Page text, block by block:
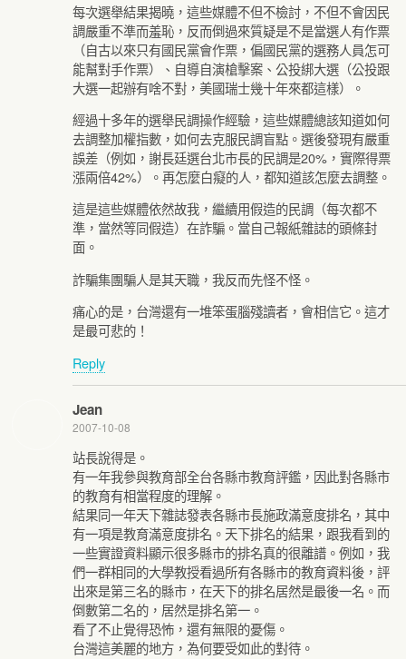
每次選舉結果揭曉，這些媒體不但不檢討，不但不會因民
調嚴重不準而羞恥，反而倒過來質疑是不是當選人有作票
（自古以來只有國民黨會作票，偏國民黨的選務人員怎可
能幫對手作票）、自導自演槍擊案、公投綁大選（公投跟
大選一起辦有啥不對，美國瑞士幾十年來都這樣）。
經過十多年的選舉民調操作經驗，這些媒體總該知道如何
去調整加權指數，如何去克服民調盲點。選後發現有嚴重
誤差（例如，謝長廷選台北市長的民調是20%，實際得票
漲兩倍42%）。再怎麼白癡的人，都知道該怎麼去調整。
這是這些媒體依然故我，繼續用假造的民調（每次都不
準，當然等同假造）在詐騙。當自己報紙雜誌的頭條封
面。
詐騙集團騙人是其天職，我反而先怪不怪。
痛心的是，台灣還有一堆笨蛋腦殘讀者，會相信它。這才
是最可悲的！
Reply
Jean
2007-10-08
站長說得是。
有一年我參與教育部全台各縣市教育評鑑，因此對各縣市
的教育有相當程度的理解。
結果同一年天下雜誌發表各縣市長施政滿意度排名，其中
有一項是教育滿意度排名。天下排名的結果，跟我看到的
一些實證資料顯示很多縣市的排名真的很離譜。例如，我
們一群相同的大學教授看過所有各縣市的教育資料後，評
出來是第三名的縣市，在天下的排名居然是最後一名。而
倒數第二名的，居然是排名第一。
看了不止覺得恐怖，還有無限的憂傷。
台灣這美麗的地方，為何要受如此的對待。